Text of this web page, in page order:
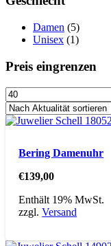
Damen (5)
Unisex (1)
Preis eingrenzen
Min.
Preis
Bering Damenuhr
€139,00
Enthält 19% MwSt.
zzgl.Versand